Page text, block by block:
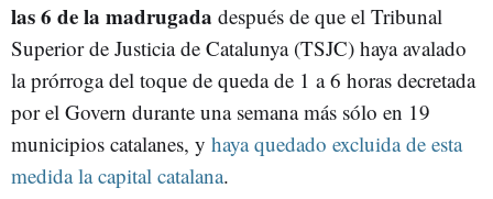
las 6 de la madrugada después de que el Tribunal
Superior de Justicia de Catalunya (TSJC) haya avalado
la prórroga del toque de queda de 1 a 6 horas decretada
por el Govern durante una semana más sólo en 19
municipios catalanes, y haya quedado excluida de esta
medida la capital catalana.